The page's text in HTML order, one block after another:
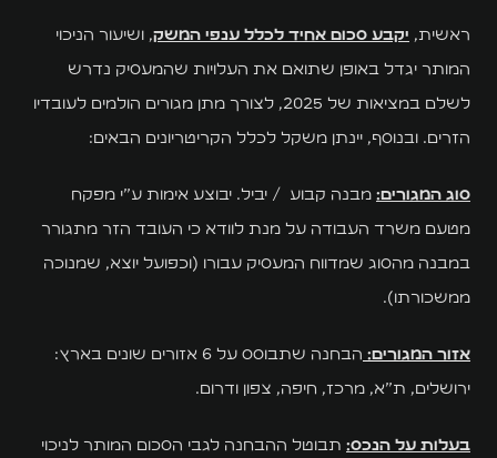
ראשית, יקבע סכום אחיד לכלל ענפי המשק, ושיעור הניכוי
המותר יגדל באופן שתואם את העלויות שהמעסיק נדרש
לשלם במציאות של 2025, לצורך מתן מגורים הולמים לעובדיו
הזרים. ובנוסף, יינתן משקל לכלל הקריטריונים הבאים:
סוג המגורים: מבנה קבוע / יביל. יבוצע אימות ע"י מפקח
מטעם משרד העבודה על מנת לוודא כי העובד הזר מתגורר
במבנה מהסוג שמדווח המעסיק עבורו (וכפועל יוצא, שמנוכה
ממשכורתו).
אזור המגורים:
הבחנה שתבוסס על 6 אזורים שונים בארץ:
ירושלים, ת"א, מרכז, חיפה, צפון ודרום.
בעלות על הנכס: תבוטל ההבחנה לגבי הסכום המותר לניכוי